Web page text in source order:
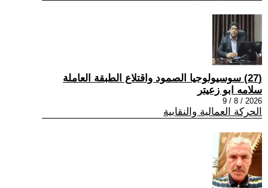
(27) سوسيولوجيا الصمود واقتلاع الطبقة العاملة
سلامه ابو زعيتر
2026 / 8 / 9
الحركة العمالية والنقابية